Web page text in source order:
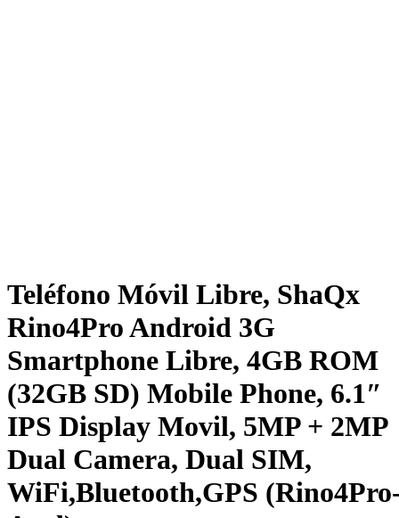
Teléfono Móvil Libre, ShaQx
Rino4Pro Android 3G
Smartphone Libre, 4GB ROM
(32GB SD) Mobile Phone, 6.1″
IPS Display Movil, 5MP + 2MP
Dual Camera, Dual SIM,
WiFi,Bluetooth,GPS